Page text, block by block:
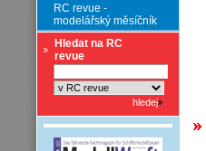
RC revue -
modelářský měsíčník
Hledat na RC
revue